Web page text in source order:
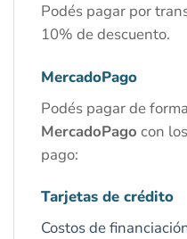
Podés pagar por
10% de descuento.
MercadoPago
Podés pagar de
MercadoPago con
pago:
Tarjetas de crédito
Costos de